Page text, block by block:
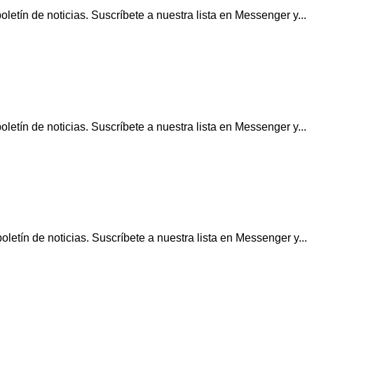
de noticias. Suscríbete a nuestra lista en Messenger y...
de noticias. Suscríbete a nuestra lista en Messenger y...
de noticias. Suscríbete a nuestra lista en Messenger y...